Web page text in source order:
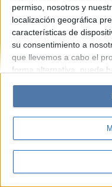
permiso, nosotros y
localización geográfica
características de
su consentimiento a
que llevemos a cabo el
forma alternativa, puede
cambiar sus preferencias
Tenga en cuenta que
personales puede no
tiene el derecho de
sus preferencias o retirar